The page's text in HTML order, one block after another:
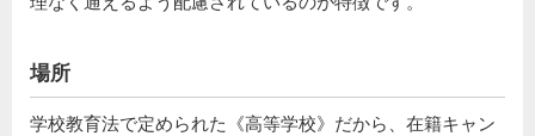
場所
学校教育法で定められた《高等学校》だから、在籍キャン